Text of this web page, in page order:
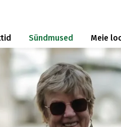
Sündmused Meie